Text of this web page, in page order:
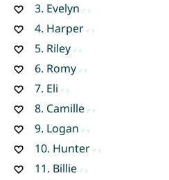
3. Evelyn
4. Harper
5. Riley
6. Romy
7. Eli
8. Camille
9. Logan
10. Hunter
11. Billie